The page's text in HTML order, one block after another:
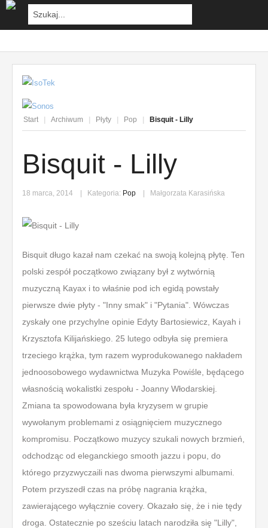
Start Archiwum Płyty Pop Bisquit - Lilly
Bisquit - Lilly
18 marca, 2014 Kategoria: Pop Małgorzata Karasińska
Bisquit długo kazał nam czekać na swoją kolejną płytę. Ten
polski zespół początkowo związany był z wytwórnią
muzyczną Kayax i to właśnie pod ich egidą powstały
pierwsze dwie płyty - "Inny smak" i "Pytania". Wówczas
zyskały one przychylne opinie Edyty Bartosiewicz, Kayah i
Krzysztofa Kilijańskiego. 25 lutego odbyła się premiera
trzeciego krążka, tym razem wyprodukowanego nakładem
jednoosobowego wydawnictwa Muzyka Powiśle, będącego
własnością wokalistki zespołu - Joanny Włodarskiej.
Zmiana ta spowodowana była kryzysem w grupie
wywołanym problemami z osiągnięciem muzycznego
kompromisu. Początkowo muzycy szukali nowych brzmień,
odchodząc od eleganckiego smooth jazzu i popu, do
którego przyzwyczaili nas dwoma pierwszymi albumami.
Potem przyszedł czas na próbę nagrania krążka,
zawierającego wyłącznie covery. Okazało się, że i nie tędy
droga. Ostatecznie po sześciu latach narodziła się "Lilly",